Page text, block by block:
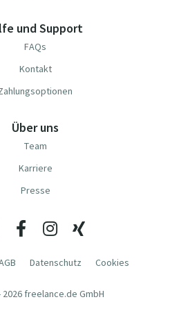
und Support
FAQs
Kontakt
Über uns
Team
Karriere
Presse
Datenschutz Cookies
freelance.de GmbH